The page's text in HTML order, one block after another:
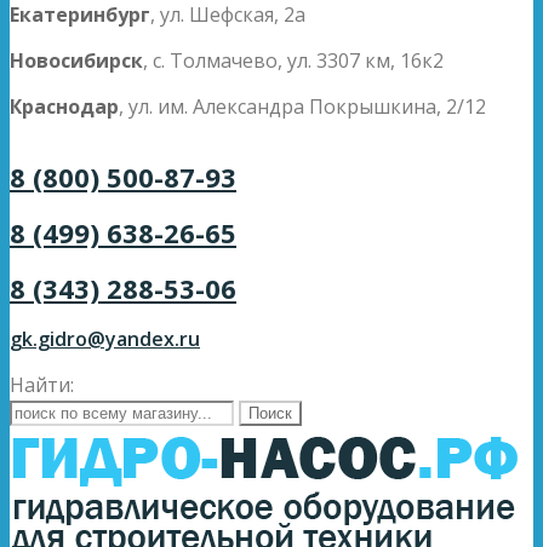
Екатеринбург, ул. Шефская, 2а
Новосибирск, с. Толмачево, ул. 3307 км, 16к2
Краснодар, ул. им. Александра Покрышкина, 2/12
8 (800) 500-87-93
8 (499) 638-26-65
8 (343) 288-53-06
gk.gidro@yandex.ru
Найти: